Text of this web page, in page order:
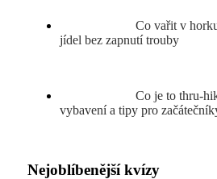
Co vařit v
jídel bez zapnutí trouby
Co je to thru-
vybavení a tipy pro
Nejoblíbenější kvízy